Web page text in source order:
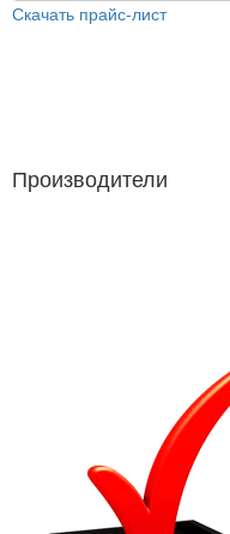
Скачать прайс-лист
Производители